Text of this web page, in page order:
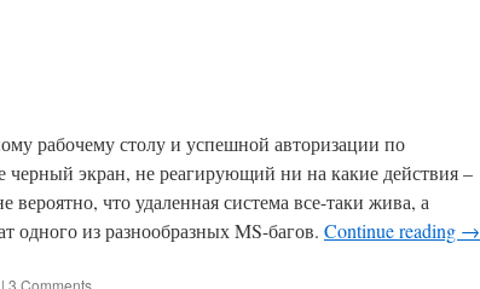
рабочему столу и успешной авторизации по
черный экран, не реагирующий ни на какие действия –
вероятно, что удаленная система все-таки жива, а
одного из разнообразных MS-багов. Continue reading →
| 3 Comments